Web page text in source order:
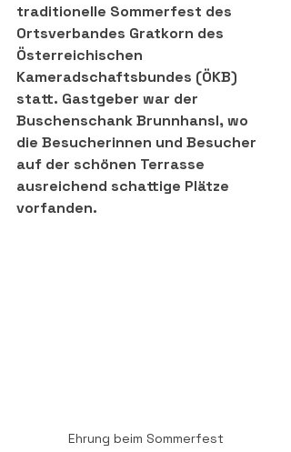
traditionelle Sommerfest des
Ortsverbandes Gratkorn des
Österreichischen
Kameradschaftsbundes (ÖKB)
statt. Gastgeber war der
Buschenschank Brunnhansl, wo
die Besucherinnen und Besucher
auf der schönen Terrasse
ausreichend schattige Plätze
vorfanden.
Ehrung beim Sommerfest